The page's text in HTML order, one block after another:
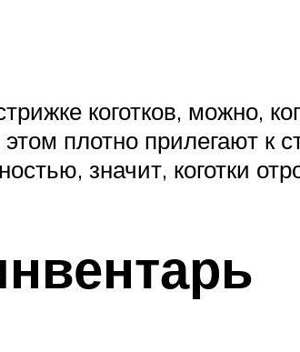
коготков, можно,
плотно прилегают к
значит, коготки